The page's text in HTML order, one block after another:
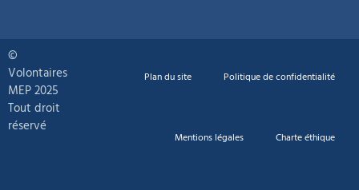
©
Volontaires
MEP 2025
Tout droit
réservé
Plan du site Politique de confidentialité
Mentions légales Charte éthique